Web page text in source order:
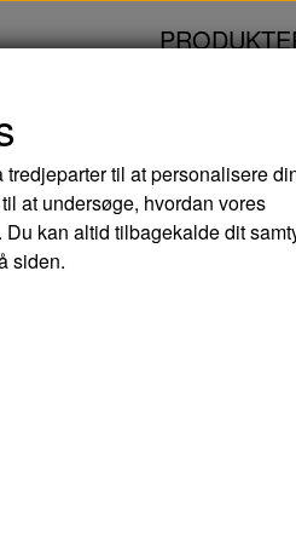
-
som en fiasko, særligt
den smarte og
man kan ane bimlen af
til at personalisere
at undersøge, hvordan vores
kan altid tilbagekalde dit
siden.